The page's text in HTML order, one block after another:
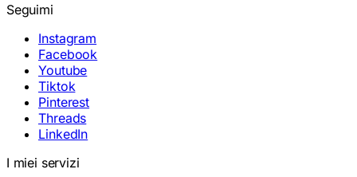
Seguimi
Instagram
Facebook
Youtube
Tiktok
Pinterest
Threads
LinkedIn
I miei servizi